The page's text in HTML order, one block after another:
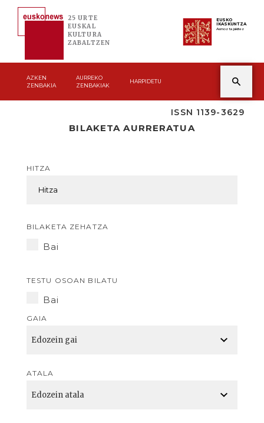
25 URTE
EUSKAL
KULTURA
ZABALTZEN
EUSKO
IKASKUNTZA
Asmoz ta jakitez
AZKEN
ZENBAKIA
AURREKO
ZENBAKIAK
HARPIDETU
ISSN 1139-3629
BILAKETA AURRERATUA
HITZA
BILAKETA ZEHATZA
Bai
TESTU OSOAN BILATU
Bai
GAIA
ATALA